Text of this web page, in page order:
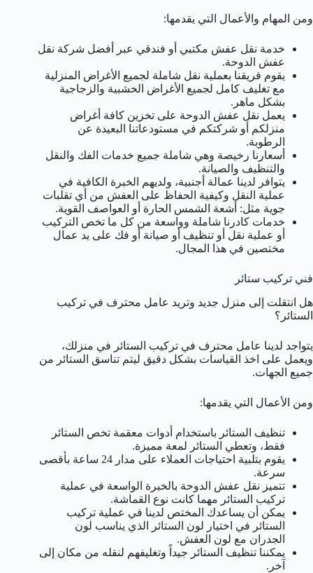
ومن المهام والأعمال التي يقدمها:
خدمة نقل عفش مكتبي أو فندقي عبر أفضل شركة نقل
عفش الدوحة.
يقوم فريقنا بعملية نقل شاملة لجميع الأغراض المنزلية
مع تغليف كامل لجميع الأغراض الخشبية والزجاجية
بشكل ماهر.
يعمل نقل عفش الدوحة على تخزين كافة أغراض
منزلكم أو شركتكم في مستودعاتنا البعيدة عن
الرطوبة.
أسعارنا رخيصة وهي شاملة جميع خدمات الفك والنقل
والتنظيف والصيانة.
يتوافر لدينا عمالة أجنبية، ولديهم الخبرة الكافية في
عملية النقل وكيفية الحفاظ على العفش من أي تقلبات
جوية مثل: أشعة الشمس الحارة أو العواصف القوية.
خدمات كادرنا شاملة وواسعة من كل ما تخص التركيب
أو عملية نقل أو تنظيف أو صيانة أو فك على يد عمال
مختصين في هذا المجال.
فني تركيب ستائر
هل انتقلت إلى منزل جديد وتريد عامل محترف في تركيب
الستائر؟
يتواجد لدينا عامل محترف في تركيب الستائر في منزلك،
ويعمل على اخذ القياسات بشكل دقيق ليتم تناسق الستائر من
جميع الجهات.
ومن الأعمال التي يقدمها:
تنظيف الستائر باستخدام أدوات معقمة تخص الستائر
فقط، وتعطي الستائر لمعة مميزة.
يقوم بتلبية احتياجات العملاء على مدار 24 ساعة بأقصى
سرعة.
تتميز نقل عفش الدوحة بالخبرة الواسعة في عملية
تركيب الستائر مهما كانت نوع القماشة.
يمكن أن يساعدك المختص لدينا في عملية تركيب
الستائر في اختيار لون الستائر الذي يناسب لون
الجدران مع لون العفش.
يمكننا تنظيف الستائر جيداً وتغليفهم لنقله من مكان إلى
آخر.